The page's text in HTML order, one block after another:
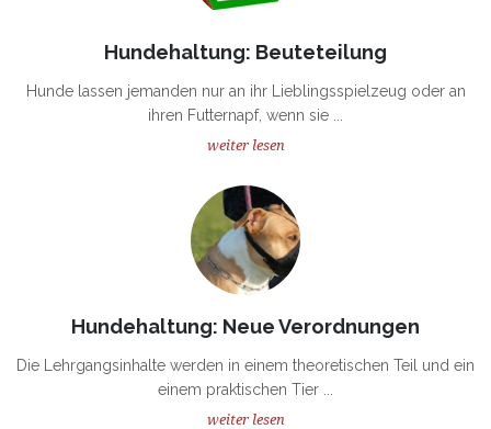
Hundehaltung: Beuteteilung
Hunde lassen jemanden nur an ihr Lieblingsspielzeug oder an
ihren Futternapf, wenn sie ...
weiter lesen
Hundehaltung: Neue Verordnungen
Die Lehrgangsinhalte werden in einem theoretischen Teil und ein
einem praktischen Tier ...
weiter lesen